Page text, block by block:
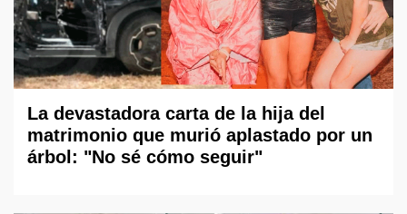
La devastadora carta de la hija del
matrimonio que murió aplastado por un
árbol: "No sé cómo seguir"